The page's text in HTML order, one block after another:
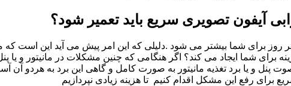
آیفون تصویری سریع باید تعمیر شود؟
برای شما بیشتر می شود .دلیلی که این امر پیش می آید این است که
شما ایجاد می کند؟ اگر هنگامی که چنین مشکلات در مانیتور و یا
و یا برد تغذیه مانیتور به صورت کامل و گاهی این برد به هردو آن
برای رفع این مشکل اقدام کنیم تا هزینه زیادی نپردازیم